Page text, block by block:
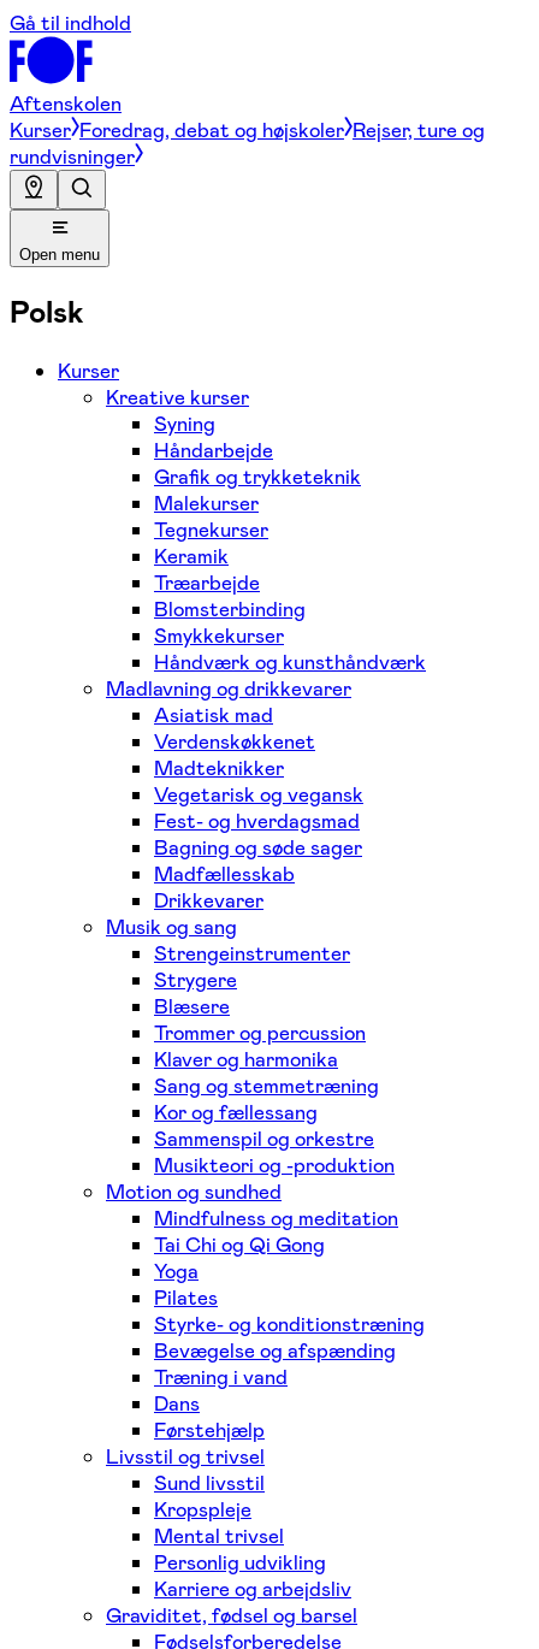
Gå til indhold
Aftenskolen
Kurser Foredrag, debat og højskoler Rejser, ture og
rundvisninger
Open menu
Polsk
Kurser
Kreative kurser
Syning
Håndarbejde
Grafik og trykketeknik
Malekurser
Tegnekurser
Keramik
Træarbejde
Blomsterbinding
Smykkekurser
Håndværk og kunsthåndværk
Madlavning og drikkevarer
Asiatisk mad
Verdenskøkkenet
Madteknikker
Vegetarisk og vegansk
Fest- og hverdagsmad
Bagning og søde sager
Madfællesskab
Drikkevarer
Musik og sang
Strengeinstrumenter
Strygere
Blæsere
Trommer og percussion
Klaver og harmonika
Sang og stemmetræning
Kor og fællessang
Sammenspil og orkestre
Musikteori og -produktion
Motion og sundhed
Mindfulness og meditation
Tai Chi og Qi Gong
Yoga
Pilates
Styrke- og konditionstræning
Bevægelse og afspænding
Træning i vand
Dans
Førstehjælp
Livsstil og trivsel
Sund livsstil
Kropspleje
Mental trivsel
Personlig udvikling
Karriere og arbejdsliv
Graviditet, fødsel og barsel
Fødselsforberedelse